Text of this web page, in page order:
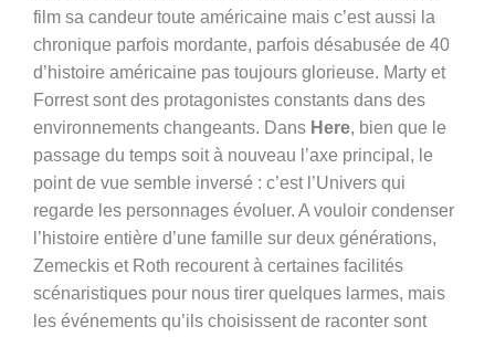
film sa candeur toute américaine mais c’est aussi la
chronique parfois mordante, parfois désabusée de 40
d’histoire américaine pas toujours glorieuse. Marty et
Forrest sont des protagonistes constants dans des
environnements changeants. Dans Here, bien que le
passage du temps soit à nouveau l’axe principal, le
point de vue semble inversé : c’est l’Univers qui
regarde les personnages évoluer. A vouloir condenser
l’histoire entière d’une famille sur deux générations,
Zemeckis et Roth recourent à certaines facilités
scénaristiques pour nous tirer quelques larmes, mais
les événements qu’ils choisissent de raconter sont